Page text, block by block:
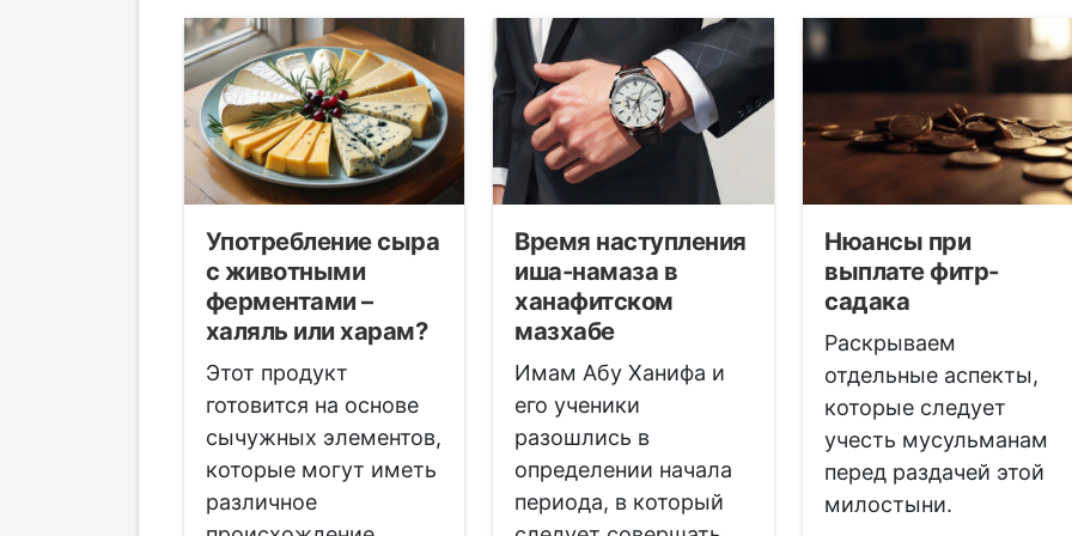
Употребление сыра
с животными
ферментами –
халяль или харам?
Этот продукт
готовится на основе
сычужных элементов,
которые могут иметь
различное
Время наступления
иша-намаза в
ханафитском
мазхабе
Имам Абу Ханифа и
его ученики
разошлись в
определении начала
периода, в который
Нюансы при
выплате фитр-
садака
Раскрываем
отдельные аспекты,
которые следует
учесть мусульманам
перед раздачей этой
милостыни.